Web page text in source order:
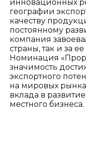
инновационных
географии
качеству
постоянному
компания
страны, так и за
Номинация
значимость
экспортного
на мировых
вклада в
местного бизнеса.